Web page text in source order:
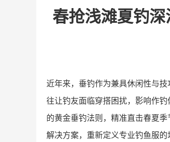
春抢浅滩夏钓
近年来，垂钓作为兼具休闲性与
往让钓友面临穿搭困扰，影响作
的黄金垂钓法则，精准直击春夏
解决方案，重新定义专业钓鱼服的